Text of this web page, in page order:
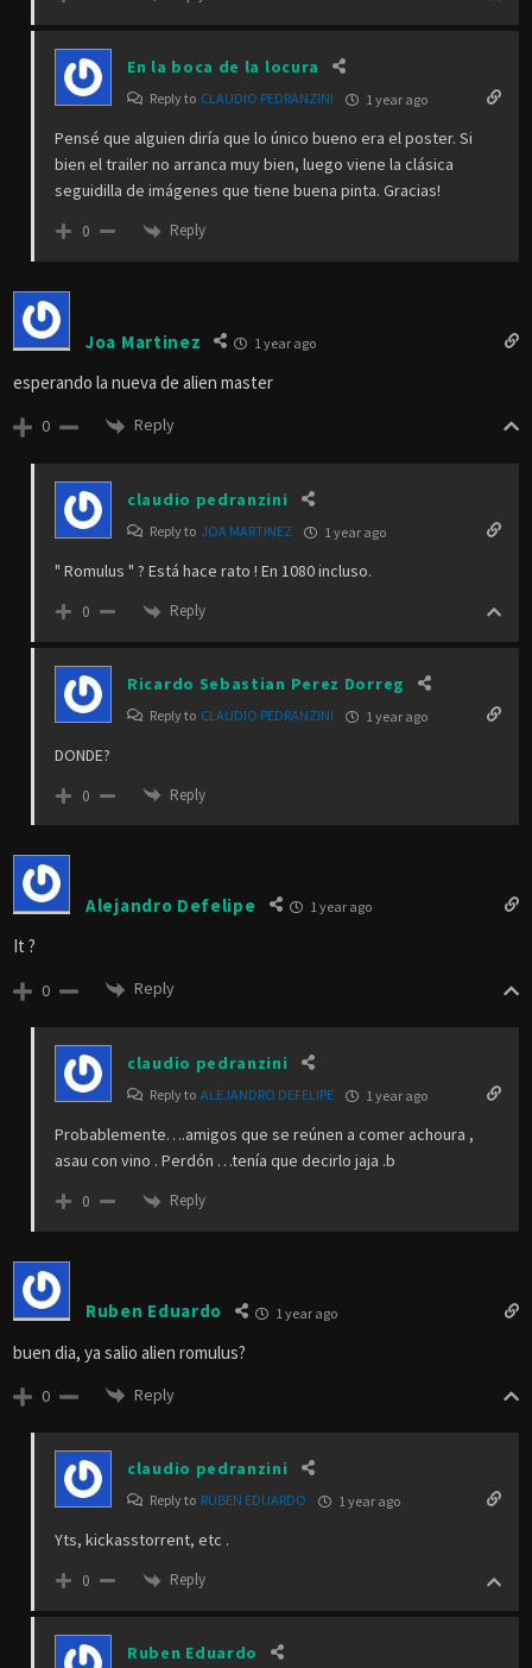
En la boca de la locura
Reply to CLAUDIO PEDRANZINI 1 year ago
Pensé que alguien diría que lo único bueno era el poster. Si
bien el trailer no arranca muy bien, luego viene la clásica
seguidilla de imágenes que tiene buena pinta. Gracias!
0 Reply
Joa Martinez 1 year ago
esperando la nueva de alien master
0 Reply
claudio pedranzini
Reply to JOA MARTINEZ 1 year ago
" Romulus " ? Está hace rato ! En 1080 incluso.
0 Reply
Ricardo Sebastian Perez Dorreg
Reply to CLAUDIO PEDRANZINI 1 year ago
DONDE?
0 Reply
Alejandro Defelipe 1 year ago
It ?
0 Reply
claudio pedranzini
Reply to ALEJANDRO DEFELIPE 1 year ago
Probablemente….amigos que se reúnen a comer achoura ,
asau con vino . Perdón …tenía que decirlo jaja .b
0 Reply
Ruben Eduardo 1 year ago
buen dia, ya salio alien romulus?
0 Reply
claudio pedranzini
Reply to RUBEN EDUARDO 1 year ago
Yts, kickasstorrent, etc .
0 Reply
Ruben Eduardo